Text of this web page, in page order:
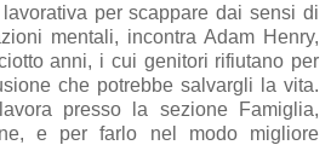
per scappare dai sensi di
mentali, incontra Adam Henry,
anni, i cui genitori rifiutano per
che potrebbe salvargli la vita.
presso la sezione Famiglia,
e per farlo nel modo migliore